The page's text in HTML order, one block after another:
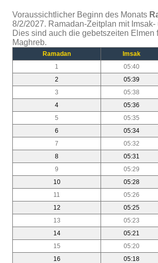
Voraussichtlicher Beginn des Monats
8/2/2027. Ramadan-Zeitplan mit Imsak-
Dies sind auch die gebetszeiten Elmen
Maghreb.
Ramadan Imsak
1
05:40
2
05:39
3
05:38
4
05:36
5
05:35
6
05:34
7
05:32
8
05:31
9
05:29
10
05:28
11
05:26
12
05:25
13
05:23
14
05:21
15
05:20
16
05:18